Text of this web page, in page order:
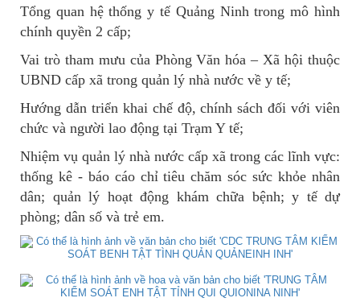
Tổng quan hệ thống y tế Quảng Ninh trong mô hình
chính quyền 2 cấp;
Vai trò tham mưu của Phòng Văn hóa – Xã hội thuộc
UBND cấp xã trong quản lý nhà nước về y tế;
Hướng dẫn triển khai chế độ, chính sách đối với viên
chức và người lao động tại Trạm Y tế;
Nhiệm vụ quản lý nhà nước cấp xã trong các lĩnh vực:
thống kê - báo cáo chỉ tiêu chăm sóc sức khỏe nhân
dân; quản lý hoạt động khám chữa bệnh; y tế dự
phòng; dân số và trẻ em.